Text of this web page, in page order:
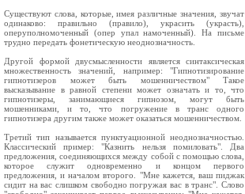
Существуют слова, которые, имея различные значения, звучат
одинаково: правильно (правило), украсить (украсть),
оперуполномоченный (опер упал намоченный). На письме
трудно передать фонетическую неоднозначность.
Другой формой двусмысленности является синтаксическая
множественность значений, например: "Гипнотизирование
гипнотизеров может быть мошенничеством" Такое
высказывание в равной степени может означать и то, что
гипнотизеры, занимающиеся гипнозом, могут быть
мошенниками, и то, что погружение в транс одного
гипнотизера другим также может оказаться мошенничеством.
Третий тип называется пунктуационной неоднозначностью.
Классический пример: "Казнить нельзя помиловать". Два
предложения, соединяющихся между собой с помощью слова,
которое служит одновременно и концом первого
предложения, и началом второго. "Мне кажется, ваш пиджак
сидит на вас слишком свободно погружая вас в транс". Слово